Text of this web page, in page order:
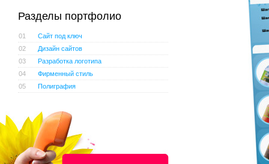
Разделы портфолио
01
Сайт под ключ
02
Дизайн сайтов
03
Разработка логотипа
04
Фирменный стиль
05
Полиграфия